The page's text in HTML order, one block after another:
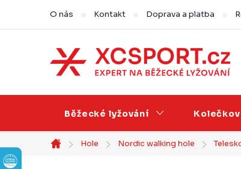
obsah
O nás Kontakt Doprava a platba
Běžecké lyžování
Domů
Hole Nordic walking hole